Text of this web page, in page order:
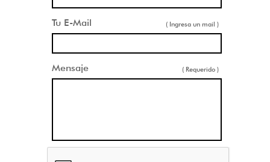
Tu E-Mail ( Ingresa un mail )
Mensaje ( Requerido )